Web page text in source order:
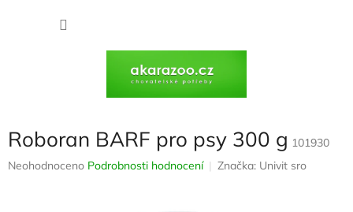
Roboran BARF pro psy 300 g 101930
Průměrné
Neohodnoceno Podrobnosti hodnocení Značka: Univit sro